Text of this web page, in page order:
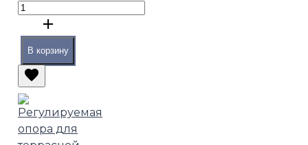
В корзину